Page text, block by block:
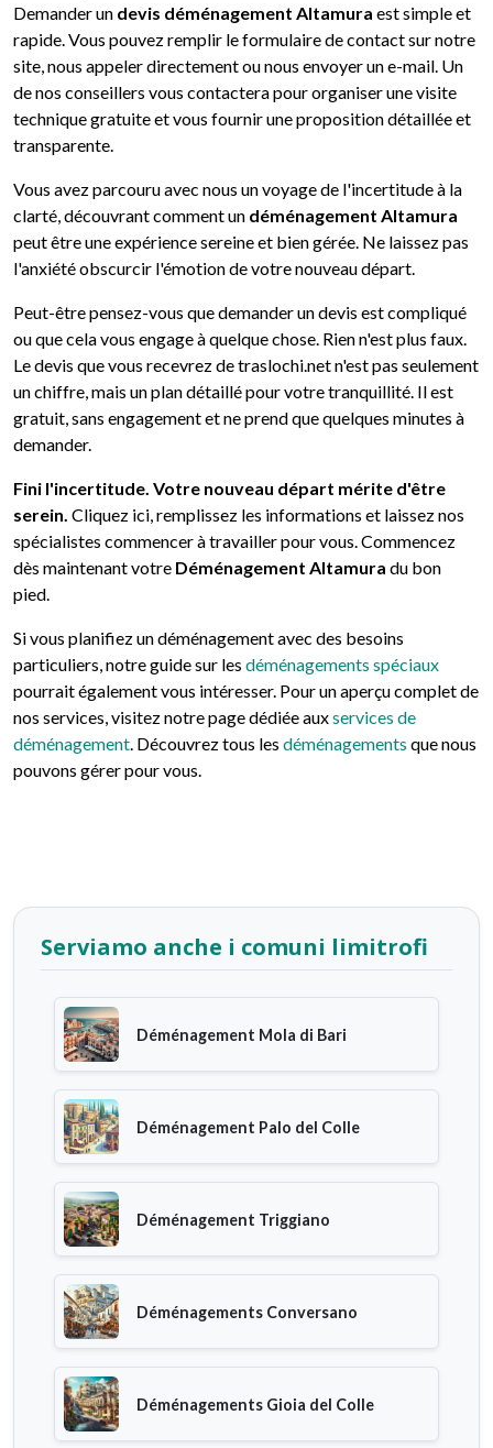
Demander un devis déménagement Altamura est simple et
rapide. Vous pouvez remplir le formulaire de contact sur notre
site, nous appeler directement ou nous envoyer un e-mail. Un
de nos conseillers vous contactera pour organiser une visite
technique gratuite et vous fournir une proposition détaillée et
transparente.
Vous avez parcouru avec nous un voyage de l'incertitude à la
clarté, découvrant comment un déménagement Altamura
peut être une expérience sereine et bien gérée. Ne laissez pas
l'anxiété obscurcir l'émotion de votre nouveau départ.
Peut-être pensez-vous que demander un devis est compliqué
ou que cela vous engage à quelque chose. Rien n'est plus faux.
Le devis que vous recevrez de traslochi.net n'est pas seulement
un chiffre, mais un plan détaillé pour votre tranquillité. Il est
gratuit, sans engagement et ne prend que quelques minutes à
demander.
Fini l'incertitude. Votre nouveau départ mérite d'être
serein. Cliquez ici, remplissez les informations et laissez nos
spécialistes commencer à travailler pour vous. Commencez
dès maintenant votre Déménagement Altamura du bon
pied.
Si vous planifiez un déménagement avec des besoins
particuliers, notre guide sur les déménagements spéciaux
pourrait également vous intéresser. Pour un aperçu complet de
nos services, visitez notre page dédiée auxservices de
déménagement. Découvrez tous les déménagements que nous
pouvons gérer pour vous.
Serviamo anche i comuni limitrofi
Déménagement Mola di Bari
Déménagement Palo del Colle
Déménagement Triggiano
Déménagements Conversano
Déménagements Gioia del Colle